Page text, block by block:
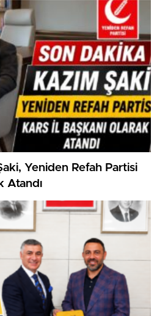
Yeniden Refah Partisi
Atandı